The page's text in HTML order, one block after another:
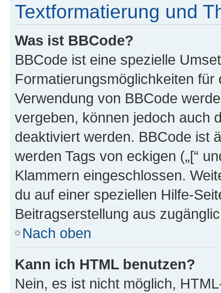
Textformatierung und
Was ist BBCode?
BBCode ist eine spezielle
Formatierungsmöglichkeiten
Verwendung von BBCode
vergeben, können jedoch auch
deaktiviert werden. BBCode ist
werden Tags von eckigen („[“
Klammern eingeschlossen.
du auf einer speziellen Hilfe-
Beitragserstellung aus
Nach oben
Kann ich HTML benutzen?
Nein, es ist nicht möglich,